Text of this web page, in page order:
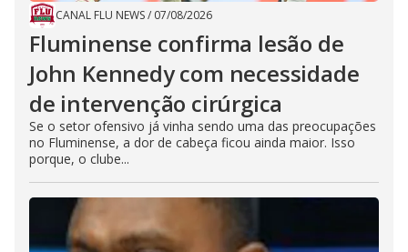
CANAL FLU NEWS/ 07/08/2026
Fluminense confirma lesão de
John Kennedy com necessidade
de intervenção cirúrgica
Se o setor ofensivo já vinha sendo uma das preocupações
no Fluminense, a dor de cabeça ficou ainda maior. Isso
porque, o clube...